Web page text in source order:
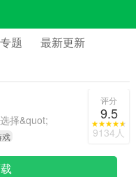
专题 最新更新
择&quot;
我的人际
戏
评分
9.5
9134人